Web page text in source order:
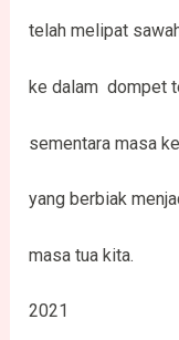
telah melipat
ke dalam dompet
sementara masa
yang berbiak
masa tua kita.
2021